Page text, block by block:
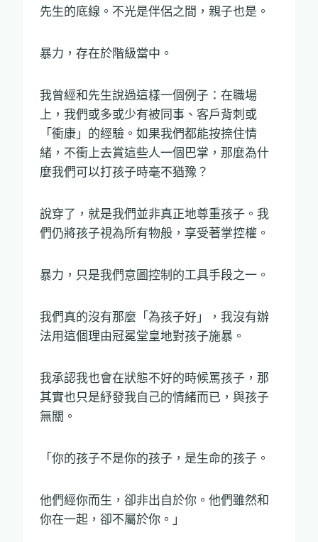
先生的底線。不光是伴侶之間，親子也是。
暴力，存在於階級當中。
我曾經和先生說過這樣一個例子：在職場
上，我們或多或少有被同事、客戶背刺或
「衝康」的經驗。如果我們都能按捺住情
緒，不衝上去賞這些人一個巴掌，那麼為什
麼我們可以打孩子時毫不猶豫？
說穿了，就是我們並非真正地尊重孩子。我
們仍將孩子視為所有物般，享受著掌控權。
暴力，只是我們意圖控制的工具手段之一。
我們真的沒有那麼「為孩子好」，我沒有辦
法用這個理由冠冕堂皇地對孩子施暴。
我承認我也會在狀態不好的時候罵孩子，那
其實也只是紓發我自己的情緒而已，與孩子
無關。
「你的孩子不是你的孩子，是生命的孩子。
他們經你而生，卻非出自於你。他們雖然和
你在一起，卻不屬於你。」